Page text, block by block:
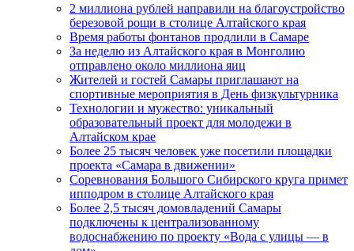
2 миллиона рублей направили на благоустройство
березовой рощи в столице Алтайского края
Время работы фонтанов продлили в Самаре
За неделю из Алтайского края в Монголию
отправлено около миллиона яиц
Жителей и гостей Самары приглашают на
спортивные мероприятия в День физкультурника
Технологии и мужество: уникальный
образовательный проект для молодежи в
Алтайском крае
Более 25 тысяч человек уже посетили площадки
проекта «Самара в движении»
Соревнования Большого Сибирского круга примет
ипподром в столице Алтайского края
Более 2,5 тысяч домовладений Самары
подключены к централизованному
водоснабжению по проекту «Вода с улицы — в